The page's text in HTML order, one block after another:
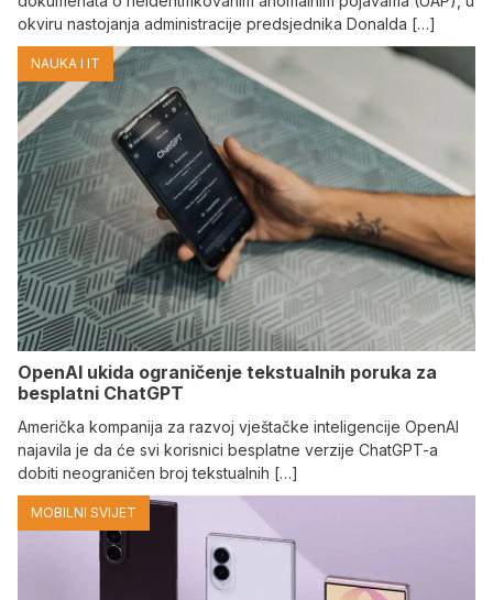
okviru nastojanja administracije predsjednika Donalda […]
NAUKA I IT
OpenAI ukida ograničenje tekstualnih poruka za
besplatni ChatGPT
Američka kompanija za razvoj vještačke inteligencije OpenAI
najavila je da će svi korisnici besplatne verzije ChatGPT-a
dobiti neograničen broj tekstualnih […]
MOBILNI SVIJET